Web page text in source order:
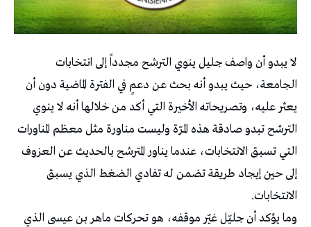
لا يبدو أن واصف جليل ينوي الترشح مجدداً إلى انتخابات
الجامعة، حيث يبدو أنه بحث عن دعمٍ في الفترة الماضية دون أن
يعثر عليه، وتصريحاته الأخيرة التي أكد من خلالها أنه لا ينوي
الترشح تبدو صادقة هذه المرّة وليست مناورة مثل معظم المناورات
التي تسبق الانتخابات، عندما يناور المترشح بالحديث عن العزوف
إلى حين إيجاد طريقة تضمن له تفادي الضغط الذي يسبق
الانتخابات.
وما يؤكد أن جليّل غيّر موقفه، هو تحركات ماهر بن عيسى الذي